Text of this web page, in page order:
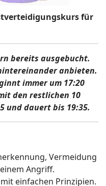
für
bereits ausgebucht.
anbieten.
immer um 17:20
den restlichen 10
und dauert bis 19:35.
Vermeidung
Angriff.
einfachen Prinzipien.